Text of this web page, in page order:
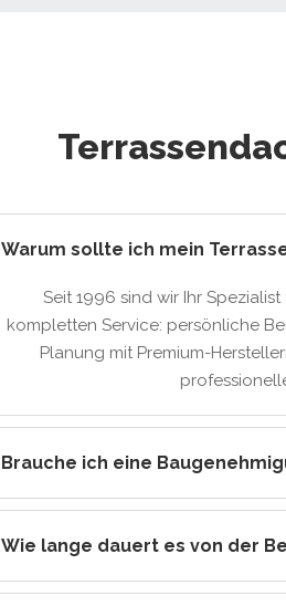
Warum sollte ich mein
Seit 1996 sind wir Ihr
kompletten Service: persönliche
Planung mit Premium-
Brauche ich eine
Wie lange dauert es von der